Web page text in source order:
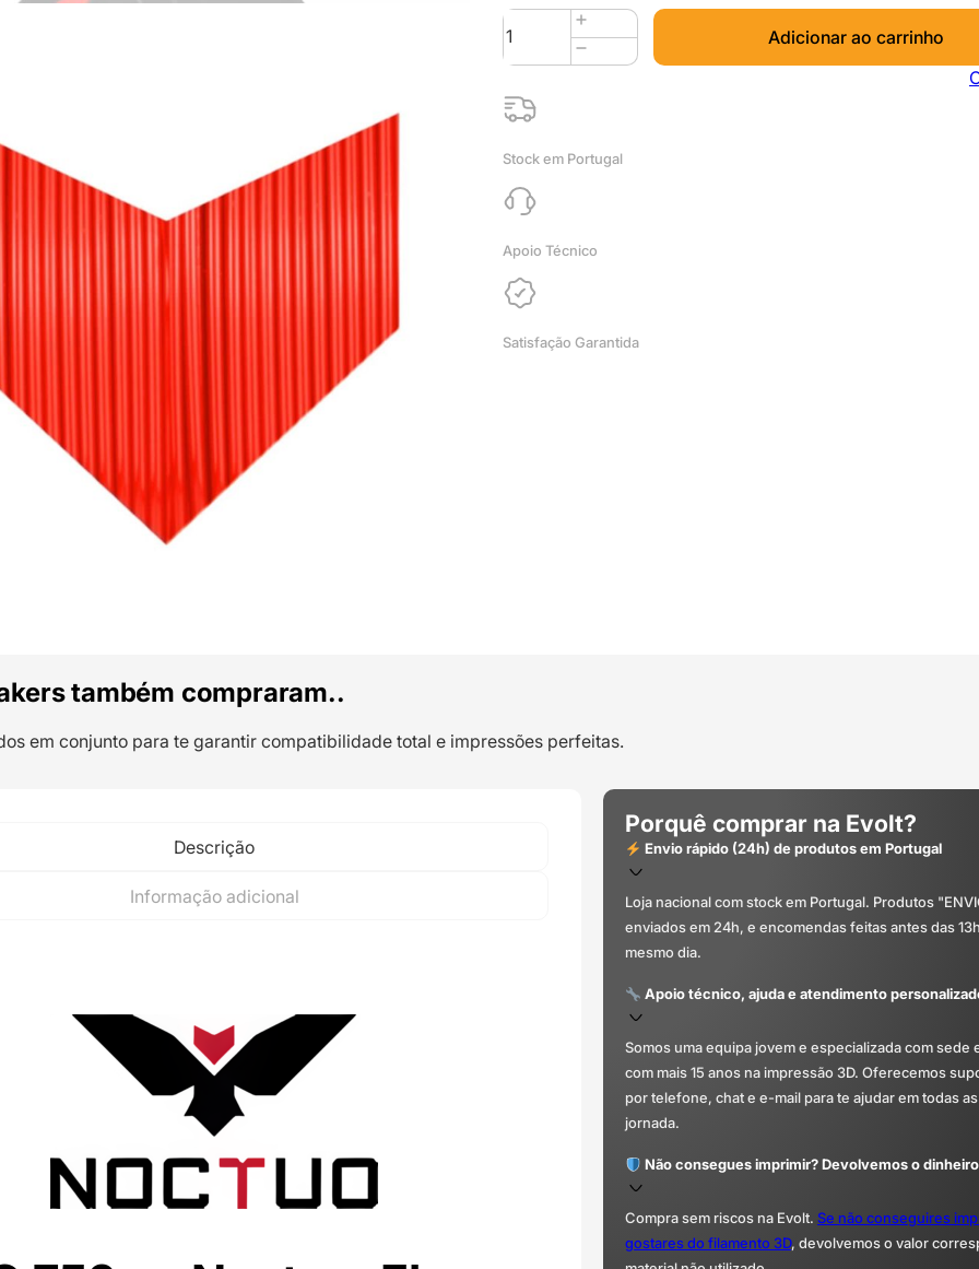
Quantidade
de
PETG
750g
Imperial
-
Noctuo
Adicionar ao carrinho
Stock em Portugal
Apoio Técnico
Satisfação Garantida
também compraram..
em conjunto para te garantir compatibilidade total e impressões perfeitas.
Descrição
Informação adicional
Porquê comprar na Evolt?
Envio rápido (24h) de produtos em Portugal
Loja nacional com stock em Portugal. Produtos
enviados em 24h, e encomendas feitas antes das
mesmo dia.
Apoio técnico, ajuda e atendimento
Somos uma equipa jovem e especializada com sede
com mais 15 anos na impressão 3D. Oferecemos
por telefone, chat e e-mail para te ajudar em todas
jornada.
Não consegues imprimir? Devolvemos o
Compra sem riscos na Evolt. Se não conseguires
gostares do filamento 3D, devolvemos o valor